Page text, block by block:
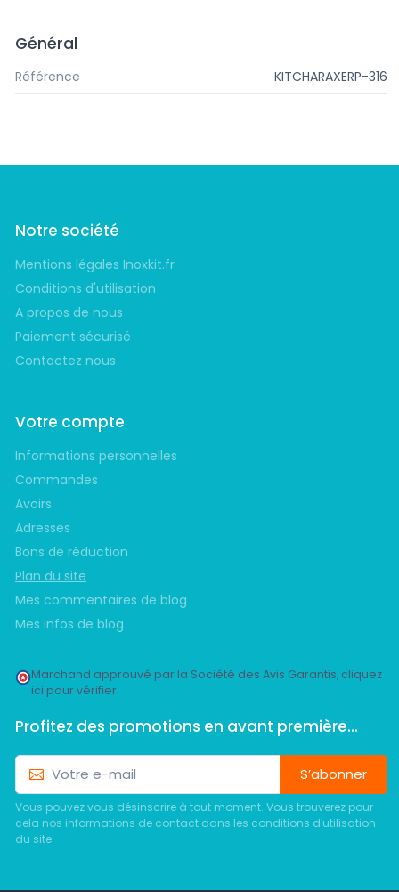
Général
Référence KITCHARAXERP-316
Notre société
Mentions légales Inoxkit.fr
Conditions d'utilisation
A propos de nous
Paiement sécurisé
Contactez nous
Votre compte
Informations personnelles
Commandes
Avoirs
Adresses
Bons de réduction
Plan du site
Mes commentaires de blog
Mes infos de blog
Marchand approuvé par la Société des Avis Garantis, cliquez
ici pour vérifier.
Profitez des promotions en avant première...
S’abonner
Vous pouvez vous désinscrire à tout moment. Vous trouverez pour
cela nos informations de contact dans les conditions d'utilisation
du site.